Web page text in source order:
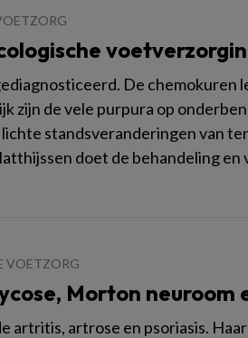
De chemokuren
zijn de vele purpura op
standsveranderingen van
doet de behandeling
VOETZORG
Morton neuroom
artritis, artrose en psoriasis.